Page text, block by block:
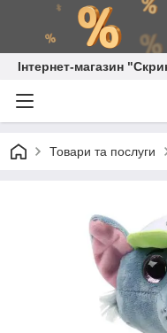
Інтернет-магазин
Товари та послуги